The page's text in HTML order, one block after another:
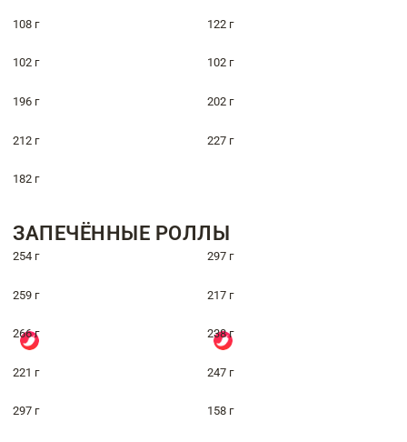
108 г 122 г
102 г 102 г
196 г 202 г
212 г 227 г
182 г
ЗАПЕЧЁННЫЕ РОЛЛЫ
254 г 297 г
259 г 217 г
266 г 238 г
221 г 247 г
297 г 158 г